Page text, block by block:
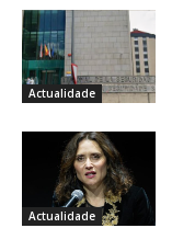
Actualidade
Actualidade